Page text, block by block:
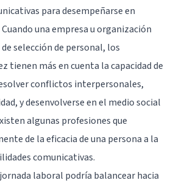
para desempeñarse en
una empresa u organización
selección de personal, los
tienen más en cuenta la capacidad de
conflictos interpersonales,
y desenvolverse en el medio social
algunas profesiones que
de la eficacia de una persona a la
comunicativas.
laboral podría balancear hacia